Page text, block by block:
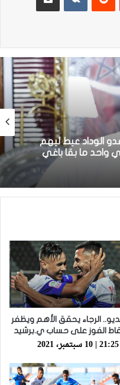
الوداد عيط ليهم
واحد ما بقا باغي
الرياضي بعد
الجديدي
الرجاء يحقق الأهم ويظفر
الفوز على حساب ي.برشيد
21:25 | 10 سبتمبر، 2021